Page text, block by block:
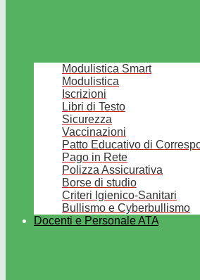
Modulistica Smart
Modulistica
Iscrizioni
Libri di Testo
Sicurezza
Vaccinazioni
Patto Educativo di
Pago in Rete
Polizza Assicurativa
Borse di studio
Criteri Igienico-Sanitari
Bullismo e Cyberbullismo
Docenti e Personale ATA